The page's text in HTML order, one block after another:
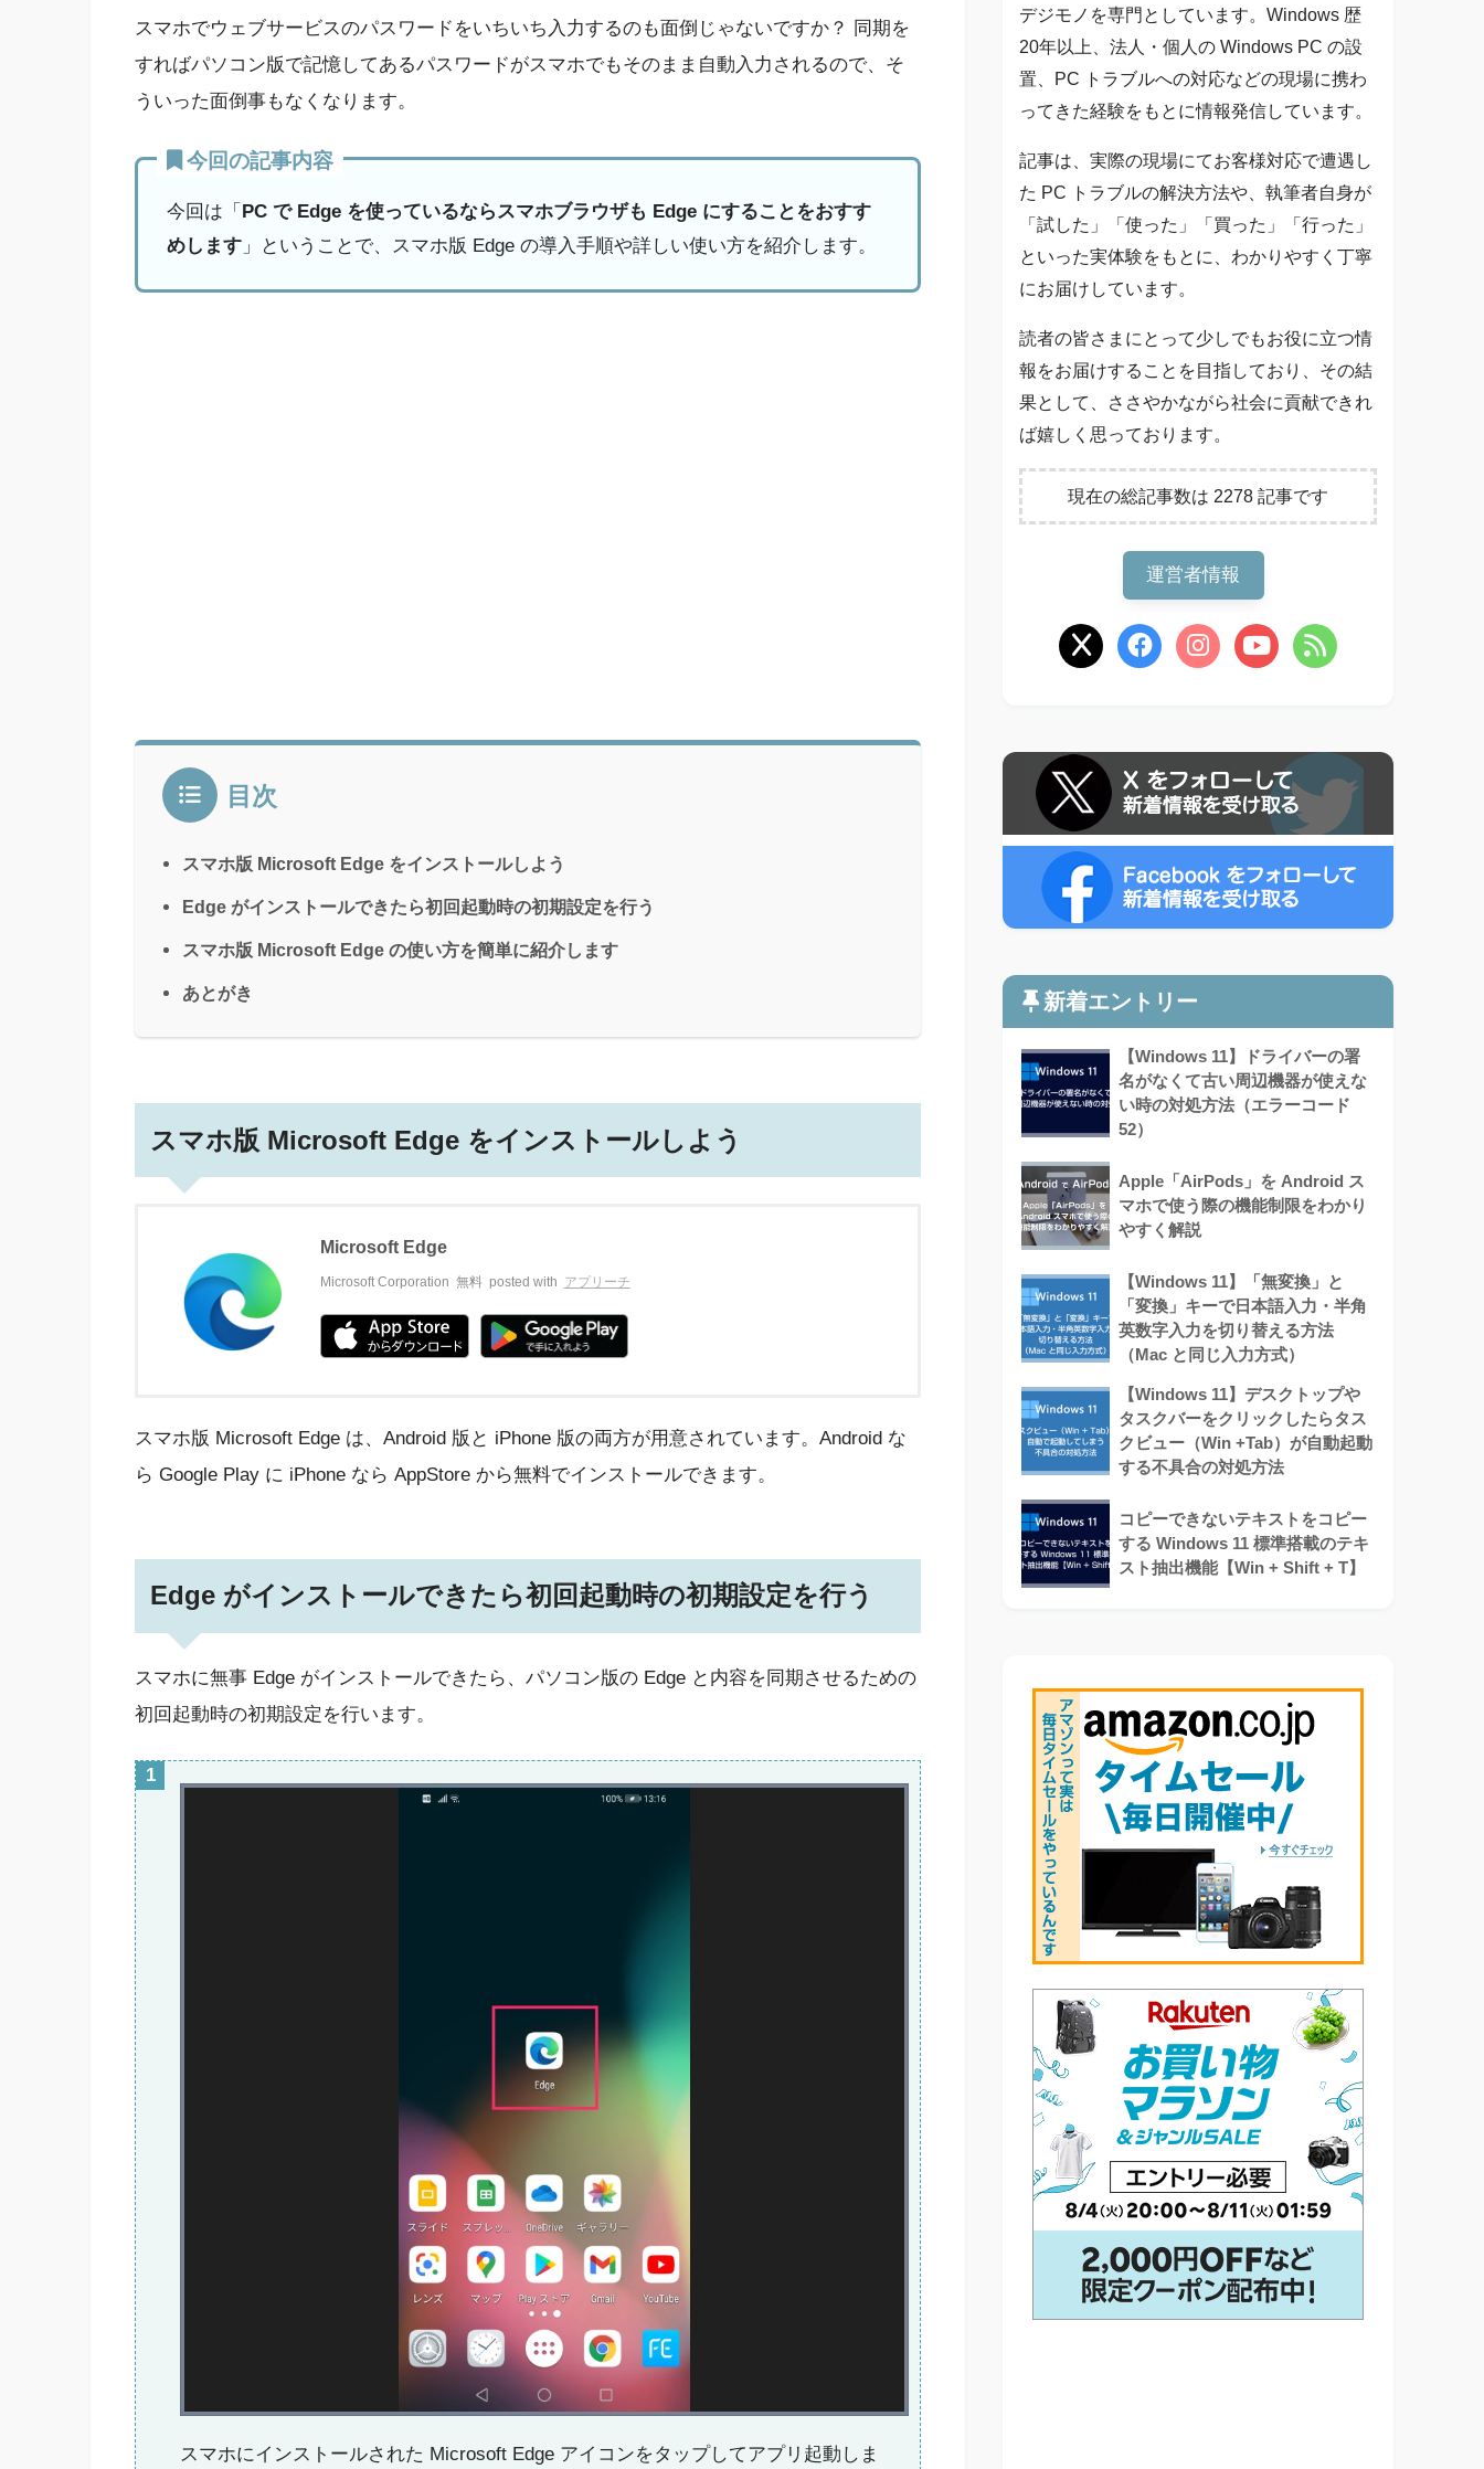
スマホでウェブサービスのパスワードをいちいち入力するのも面倒じゃないですか？ 同期を
すればパソコン版で記憶してあるパスワードがスマホでもそのまま自動入力されるので、そ
ういった面倒事もなくなります。
今回の記事内容
今回は「 PC で Edge を使っているならスマホブラウザも Edge にすることをおすす
めします」ということで、スマホ版 Edge の導入手順や詳しい使い方を紹介します。
目次
スマホ版 Microsoft Edge をインストールしよう
Edge がインストールできたら初回起動時の初期設定を行う
スマホ版 Microsoft Edge の使い方を簡単に紹介します
あとがき
スマホ版 Microsoft Edge をインストールしよう
Microsoft Edge
Microsoft Corporation 無料 posted with アプリーチ
スマホ版 Microsoft Edge は、Android 版と iPhone 版の両方が用意されています。Android な
ら Google Play に iPhone なら AppStore から無料でインストールできます。
Edge がインストールできたら初回起動時の初期設定を行う
スマホに無事 Edge がインストールできたら、パソコン版の Edge と内容を同期させるための
初回起動時の初期設定を行います。
スマホにインストールされた Microsoft Edge アイコンをタップしてアプリ起動しま
デジモノを専門としています。Windows 歴
20年以上、法人・個人の Windows PC の設
置、PC トラブルへの対応などの現場に携わ
ってきた経験をもとに情報発信しています。
記事は、実際の現場にてお客様対応で遭遇し
た PC トラブルの解決方法や、執筆者自身が
「試した」「使った」「買った」「行った」
といった実体験をもとに、わかりやすく丁寧
にお届けしています。
読者の皆さまにとって少しでもお役に立つ情
報をお届けすることを目指しており、その結
果として、ささやかながら社会に貢献できれ
ば嬉しく思っております。
現在の総記事数は 2278 記事です
運営者情報
新着エントリー
【Windows 11】ドライバーの署
名がなくて古い周辺機器が使えな
い時の対処方法（エラーコード
52）
Apple「AirPods」を Android ス
マホで使う際の機能制限をわかり
やすく解説
【Windows 11】「無変換」と
「変換」キーで日本語入力・半角
英数字入力を切り替える方法
（Mac と同じ入力方式）
【Windows 11】デスクトップや
タスクバーをクリックしたらタス
クビュー（Win +Tab）が自動起動
する不具合の対処方法
コピーできないテキストをコピー
する Windows 11 標準搭載のテキ
スト抽出機能【Win + Shift + T】